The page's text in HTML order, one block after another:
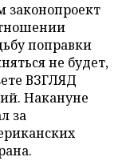
поправки
не будет,
ВЗГЛЯД
Накануне
за